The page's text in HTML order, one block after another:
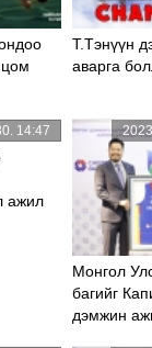
Т.Тэнүүн
аварга
ажил
14:47
Монгол
багийг
дэмжин